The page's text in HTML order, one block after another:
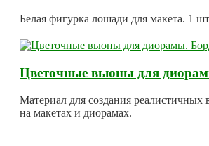
Белая фигурка лошади для макета. 1
Цветочные вьюны для
Материал для создания реалистичных
на макетах и диорамах.